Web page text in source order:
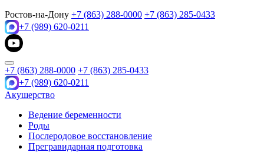
Ростов-на-Дону +7 (863) 288-0000 +7 (863) 285-0433
+7 (989) 620-0211
+7 (863) 288-0000 +7 (863) 285-0433
+7 (989) 620-0211
Акушерство
Ведение беременности
Роды
Послеродовое восстановление
Прегравидарная подготовка